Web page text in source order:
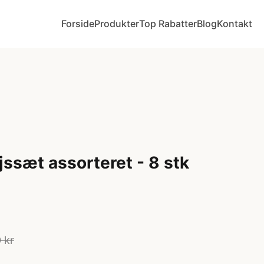
ForsideProdukterTop RabatterBlogKontakt
assorteret - 8 stk
kr